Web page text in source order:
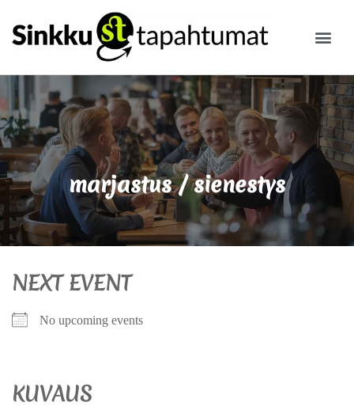
marjastus / sienestys
NEXT EVENT
No upcoming events
KUVAUS